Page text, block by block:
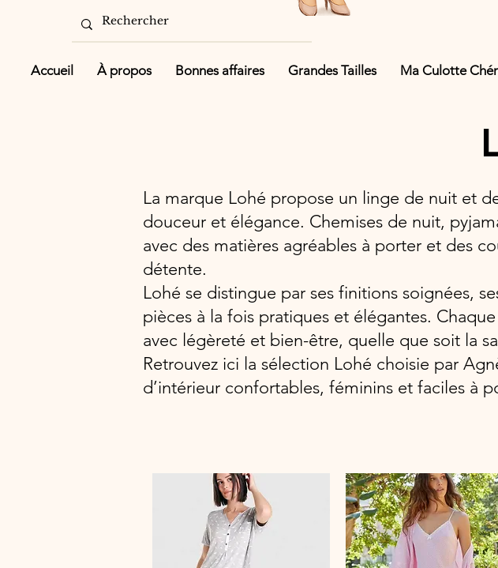
Accueil À propos Bonnes affaires Grandes Tailles Ma Culotte
La marque Lohé propose un linge de nuit et
douceur et élégance. Chemises de nuit,
avec des matières agréables à porter et des
détente.
Lohé se distingue par ses finitions soignées,
pièces à la fois pratiques et élégantes.
avec légèreté et bien-être, quelle que soit la
Retrouvez ici la sélection Lohé choisie par
d’intérieur confortables, féminins et faciles à